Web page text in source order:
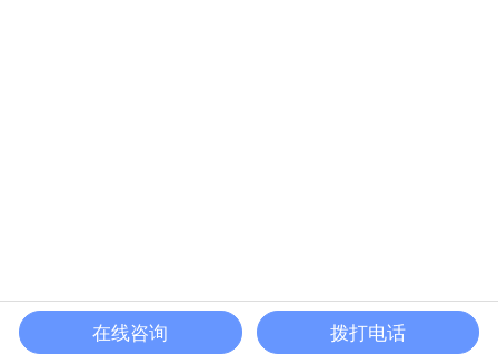
首页 案例
在线咨询 拨打电话